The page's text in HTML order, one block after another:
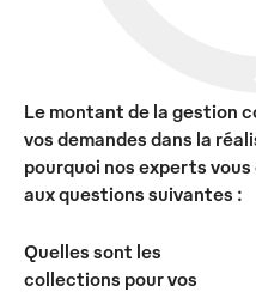
Le montant de la gestion
vos demandes dans la
pourquoi nos experts
aux questions suivantes :
Quelles sont les
collections pour vos